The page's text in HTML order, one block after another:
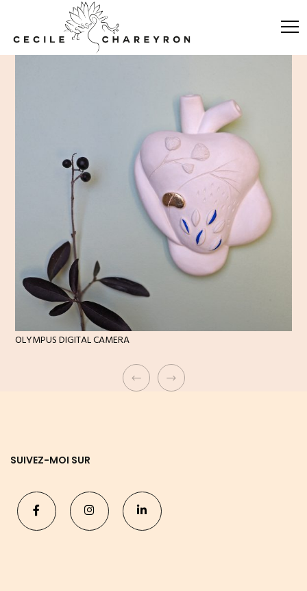
OLYMPUS DIGITAL CAMERA
SUIVEZ-MOI SUR